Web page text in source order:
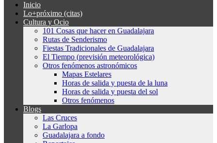
Inicio
Lo+próximo (citas)
Cultura y Ocio
101 Cosas que hacer en Guadalajara
Rutas de Senderismo
Fiestas Tradicionales de Guadalajara
El Tiempo (previsión meteorológica)
Otros fenómenos astronómicos
Mapas Estelares
Horas de salida y puesta de la luna
Horas de salida y puesta del sol
Otros fenómenos
Blogs
Las Cruces
La Garlopa
Guadalajara a fondo